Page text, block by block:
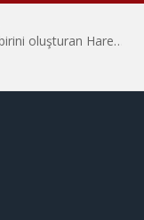
İsrail’in Yahudi nüfusunun yaklaşık altıda birini oluşturan Harediler, askerliğe karşı direniyorlar – Yakov M. Rabkin